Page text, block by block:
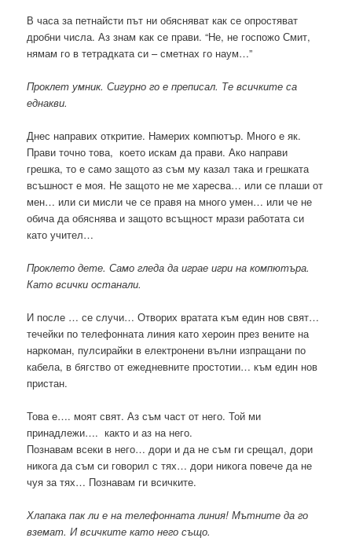
В часа за петнайсти път ни обясняват как се опростяват
дробни числа. Аз знам как се прави. “Не, не госпожо Смит,
нямам го в тетрадката си – сметнах го наум…”
Проклет умник. Сигурно го е преписал. Те всичките са
еднакви.
Днес направих откритие. Намерих компютър. Много е як.
Прави точно това, което искам да прави. Ако направи
грешка, то е само защото аз съм му казал така и грешката
всъшност е моя. Не защото не ме харесва… или се плаши от
мен… или си мисли че се правя на много умен… или че не
обича да обяснява и защото всъщност мрази работата си
като учител…
Проклето дете. Само гледа да играе игри на компютъра.
Като всички останали.
И после … се случи… Отворих вратата към един нов свят…
течейки по телефонната линия като хероин през вените на
наркоман, пулсирайки в електронени вълни изпращани по
кабела, в бягство от ежедневните простотии… към един нов
пристан.
Това е…. моят свят. Аз съм част от него. Той ми
принадлежи…. както и аз на него.
Познавам всеки в него… дори и да не съм ги срещал, дори
никога да съм си говорил с тях… дори никога повече да не
чуя за тях… Познавам ги всичките.
Хлапака пак ли е на телефонната линия! Мътните да го
вземат. И всичките като него също.